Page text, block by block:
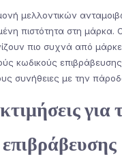
μελλοντικών
πιστότητα στη μάρκα.
πιο συχνά από
κωδικούς
συνήθειες με την
για